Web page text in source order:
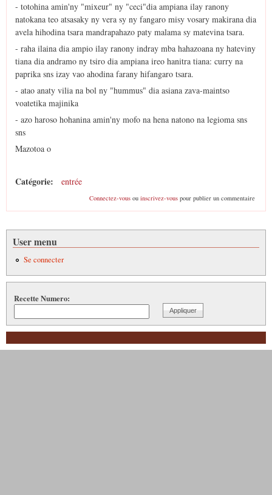
- totohina amin'ny "mixeur" ny "ceci"dia ampiana ilay ranony
natokana teo atsasaky ny vera sy ny fangaro misy vosary makirana dia
avela hihodina tsara mandrapahazo paty malama sy matevina tsara.
- raha ilaina dia ampio ilay ranony indray mba hahazoana ny hateviny
tiana dia andramo ny tsiro dia ampiana ireo hanitra tiana: curry na
paprika sns izay vao ahodina farany hifangaro tsara.
- atao anaty vilia na bol ny "hummus" dia asiana zava-maintso
voatetika majinika
- azo haroso hohanina amin'ny mofo na hena natono na legioma sns
sns
Mazotoa o
Catégorie: entrée
Connectez-vousou inscrivez-vouspour publier un commentaire
User menu
Se connecter
Recette Numero: